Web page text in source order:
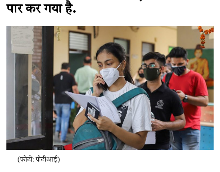
पार कर गया है.
(फोटो: पीटीआई)